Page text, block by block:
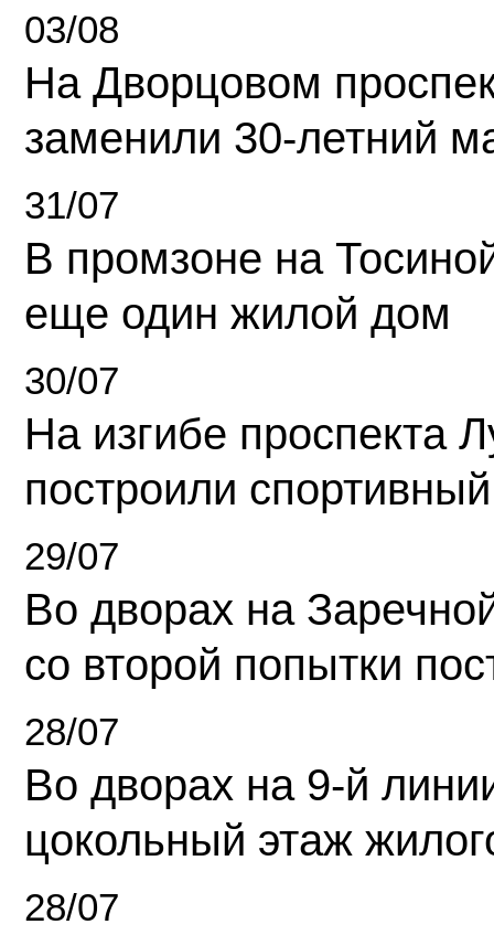
03/08
На Дворцовом
заменили 30-летний
31/07
В промзоне на
еще один жилой дом
30/07
На изгибе проспекта
построили
29/07
Во дворах на
со второй попытки
28/07
Во дворах на 9-й
цокольный этаж
28/07